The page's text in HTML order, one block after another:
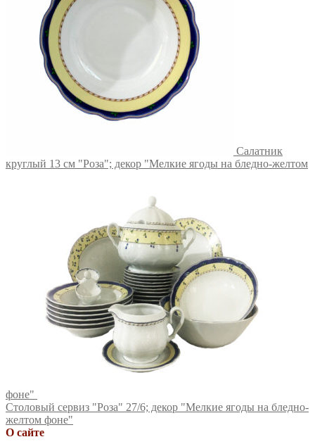
Салатник
круглый 13 см "Роза"; декор "Мелкие ягоды на бледно-желтом
фоне"
Столовый сервиз "Роза" 27/6; декор "Мелкие ягоды на бледно-
желтом фоне"
О сайте